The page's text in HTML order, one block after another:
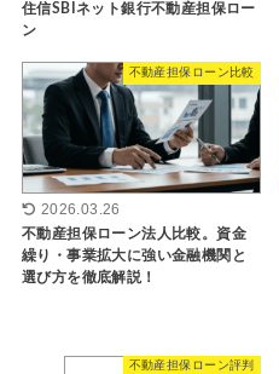
住信SBIネット銀行不動産担保ロー
ン
不動産担保ローン比較
2026.03.26
不動産担保ローン法人比較。資金
繰り・事業拡大に強い金融機関と
選び方を徹底解説！
不動産担保ローン評判